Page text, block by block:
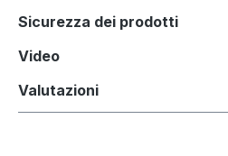
Sicurezza dei prodotti
Video
Valutazioni